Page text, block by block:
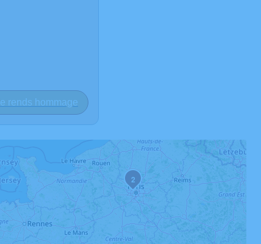
rends hommage
2